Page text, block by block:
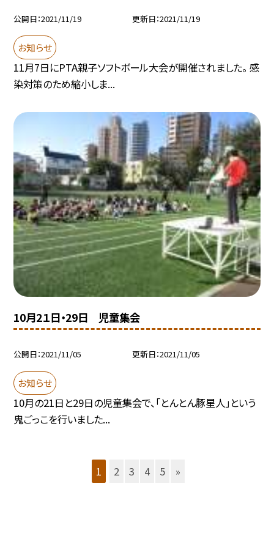
公開日 2021/11/19 更新日 2021/11/19
お知らせ
11月7日にPTA親子ソフトボール大会が開催されました。 感
染対策のため縮小しま...
10月2１日・29日 児童集会
公開日 2021/11/05 更新日 2021/11/05
お知らせ
10月の21日と29日の児童集会で、「とんとん豚星人」という
鬼ごっこを行いました...
1 2 3 4 5 »